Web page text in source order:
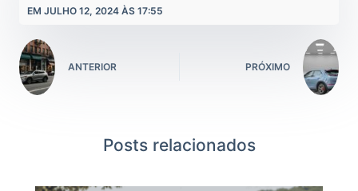
EM JULHO 12, 2024 ÀS 17:55
ANTERIOR PRÓXIMO
Posts relacionados